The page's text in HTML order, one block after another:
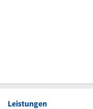
Leistungen